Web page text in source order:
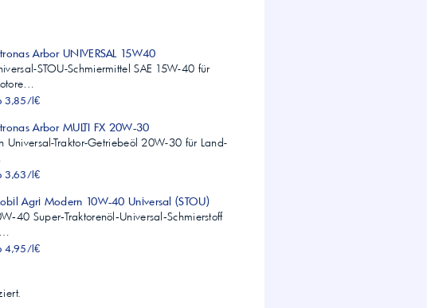
Arbor UNIVERSAL 15W40
STOU-Schmiermittel SAE 15W-40 für
3,85/l€
Arbor MULTI FX 20W-30
Universal-Traktor-Getriebeöl 20W-30 für Land-
3,63/l€
Agri Modern 10W-40 Universal (STOU)
Super‑Traktorenöl‑Universal‑Schmierstoff
4,95/l€